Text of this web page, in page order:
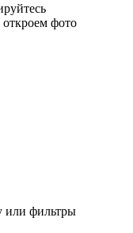
фото
или фильтры